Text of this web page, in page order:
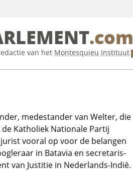
.com
van het Montesquieu Instituut
medestander van Welter, die
Katholiek Nationale Partij
vooral op voor de belangen
in Batavia en secretaris-
van Justitie in Nederlands-Indië.